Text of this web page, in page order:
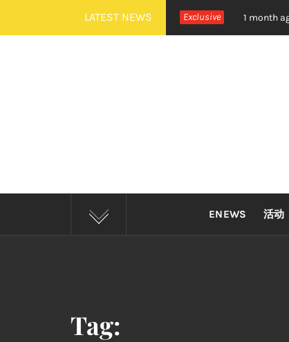
to
LATEST NEWS Exclusive
秉治《活着 Alive》巡演 Zepp KL 热血开唱 1 month ago
ENEWS 活动
Tag: